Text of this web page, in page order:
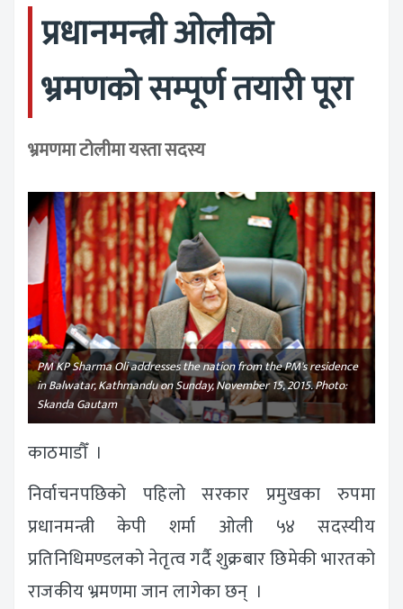
प्रधानमन्त्री ओलीको
भ्रमणको सम्पूर्ण तयारी पूरा
भ्रमणमा टोलीमा यस्ता सदस्य
PM KP Sharma Oli addresses the nation from the PM's residence
in Balwatar, Kathmandu on Sunday, November 15, 2015. Photo:
Skanda Gautam
काठमाडौँ ।
निर्वाचनपछिको पहिलो सरकार प्रमुखका रुपमा
प्रधानमन्त्री केपी शर्मा ओली ५४ सदस्यीय
प्रतिनिधिमण्डलको नेतृत्व गर्दै शुक्रबार छिमेकी भारतको
राजकीय भ्रमणमा जान लागेका छन् ।